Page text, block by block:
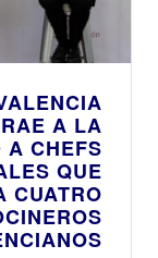
A LA
A CHEFS
QUE
CUATRO